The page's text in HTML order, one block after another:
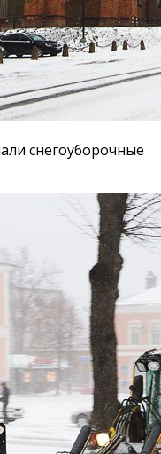
снегоуборочные